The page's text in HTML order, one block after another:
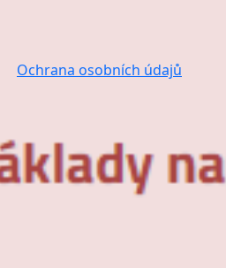
Ochrana osobních údajů